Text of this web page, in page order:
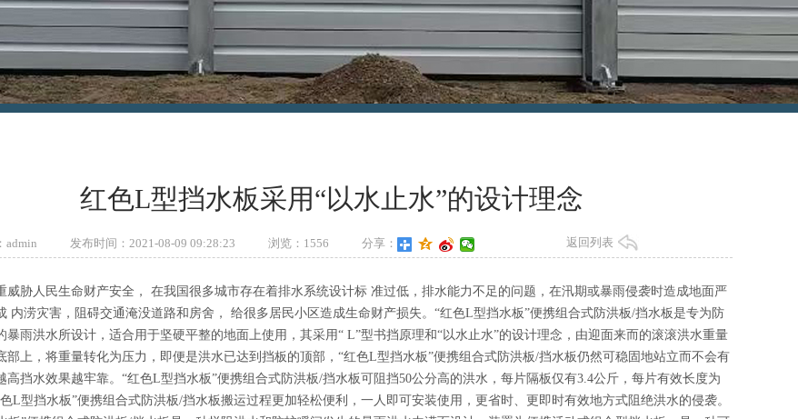
红色L型挡水板采用“以水止水”的设计理念
admin 发布时间：2021-08-09 09:28:23 浏览： 1556 分享： 返回列表
威胁人民生命财产安全， 在我国很多城市存在着排水系统设计标 准过低，排水能力不足的问题，在汛期或暴雨侵袭时造成地面严
内涝灾害，阻碍交通淹没道路和房舍， 给很多居民小区造成生命财产损失。“红色L型挡水板”便携组合式防洪板/挡水板是专为防
暴雨洪水所设计，适合用于坚硬平整的地面上使用，其采用“ L”型书挡原理和“以水止水”的设计理念，由迎面来而的滚滚洪水重量
部上，将重量转化为压力，即便是洪水已达到挡板的顶部，“红色L型挡水板”便携组合式防洪板/挡水板仍然可稳固地站立而不会有
高挡水效果越牢靠。“红色L型挡水板”便携组合式防洪板/挡水板可阻挡50公分高的洪水，每片隔板仅有3.4公斤，每片有效长度为
色L型挡水板”便携组合式防洪板/挡水板搬运过程更加轻松便利，一人即可安装使用，更省时、更即时有效地方式阻绝洪水的侵袭。